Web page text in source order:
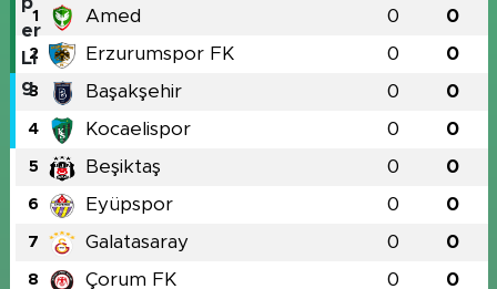
1 Amed 0 0
2 Erzurumspor FK 0 0
3 Başakşehir 0 0
4 Kocaelispor 0 0
5 Beşiktaş 0 0
6 Eyüpspor 0 0
7 Galatasaray 0 0
8 Çorum FK 0 0